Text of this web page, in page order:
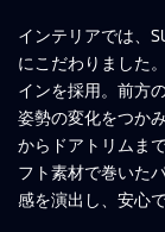
インテリアでは、
にこだわりました
インを採用。前方
姿勢の変化をつか
からドアトリムま
フト素材で巻いた
感を演出し、安心